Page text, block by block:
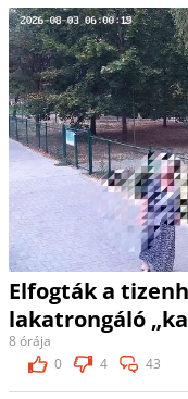
Elfogták a
lakatrongáló
8 órája
0
4 43